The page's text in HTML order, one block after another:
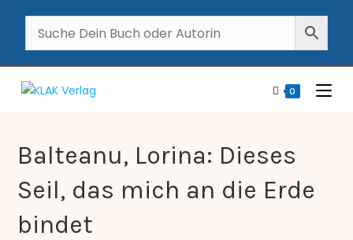
0
Balteanu, Lorina: Dieses
Seil, das mich an die Erde
bindet